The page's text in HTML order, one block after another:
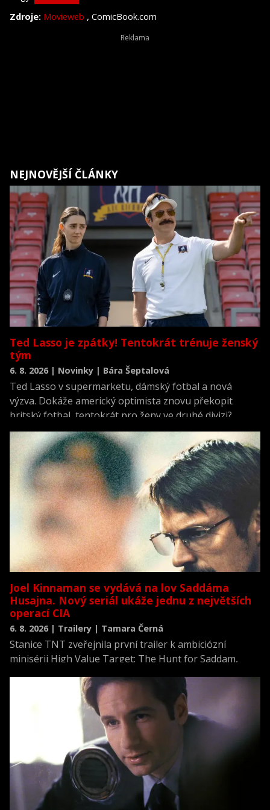
Zdroje: Movieweb , ComicBook.com
NEJNOVĚJŠÍ ČLÁNKY
Ted Lasso je zpátky! Tentokrát trénuje ženský
tým
6. 8. 2026 | Novinky | Bára Šeptalová
Ted Lasso v supermarketu, dámský fotbal a nová
výzva. Dokáže americký optimista znovu překopit
britský fotbal, tentokrát pro ženy ve druhé divizi?
Joel Kinnaman se vydává na lov Saddáma
Husajna. Nový seriál ukáže jednu z největších
operací CIA
6. 8. 2026 | Trailery | Tamara Černá
Stanice TNT zveřejnila první trailer k ambiciózní
minisérii High Value Target: The Hunt for Saddam,
novodobých dějin.